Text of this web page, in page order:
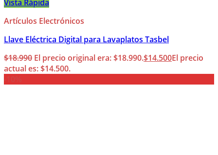
Vista Rápida
Artículos Electrónicos
Llave Eléctrica Digital para Lavaplatos Tasbel
$18.990 El precio original era: $18.990.$14.500El precio
actual es: $14.500.